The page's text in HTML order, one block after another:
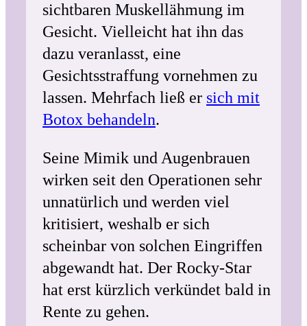
sichtbaren Muskellähmung im
Gesicht. Vielleicht hat ihn das
dazu veranlasst, eine
Gesichtsstraffung vornehmen zu
lassen. Mehrfach ließ er sich mit
Botox behandeln.
Seine Mimik und Augenbrauen
wirken seit den Operationen sehr
unnatürlich und werden viel
kritisiert, weshalb er sich
scheinbar von solchen Eingriffen
abgewandt hat. Der Rocky-Star
hat erst kürzlich verkündet bald in
Rente zu gehen.